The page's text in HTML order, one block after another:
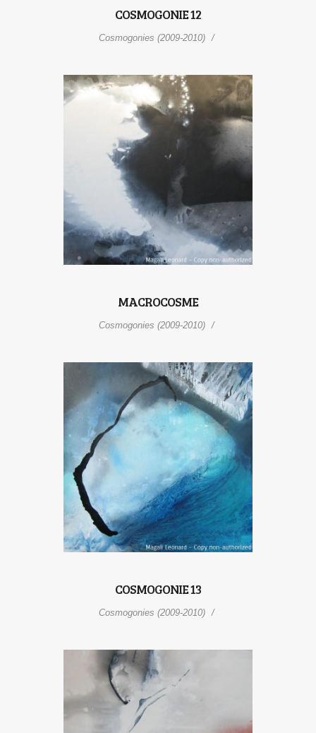
COSMOGONIE 12
Cosmogonies (2009-2010)
MACROCOSME
Cosmogonies (2009-2010)
COSMOGONIE 13
Cosmogonies (2009-2010)